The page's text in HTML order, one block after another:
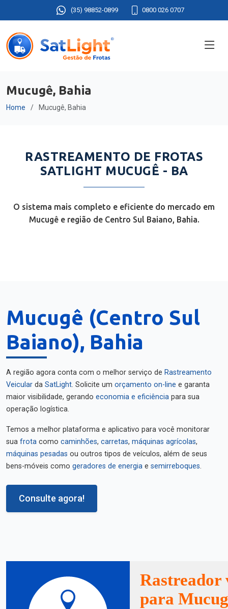
(35) 98852-0899 0800 026 0707
Mucugê, Bahia
Home Mucugê, Bahia
RASTREAMENTO DE FROTAS
SATLIGHT MUCUGÊ - BA
O sistema mais completo e eficiente do mercado em
Mucugê e região de Centro Sul Baiano, Bahia.
Mucugê (Centro Sul
Baiano), Bahia
A região agora conta com o melhor serviço de Rastreamento
Veicular da SatLight. Solicite um orçamento on-line e garanta
maior visibilidade, gerando economia e eficiência para sua
operação logística.
Temos a melhor plataforma e aplicativo para você monitorar
sua frota como caminhões, carretas, máquinas agrícolas,
máquinas pesadas ou outros tipos de veículos, além de seus
bens-móveis como geradores de energia e semirreboques.
Consulte agora!
Rastreador
para